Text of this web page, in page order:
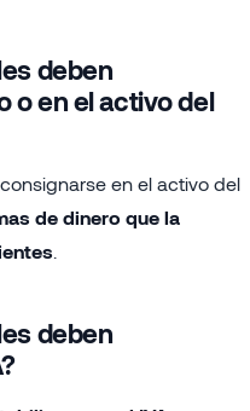
deben
o en el activo del
en el activo del
de dinero que la
deben